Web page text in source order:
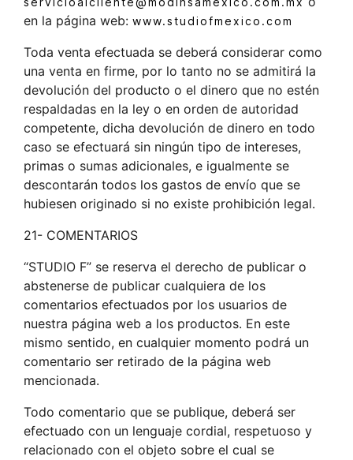
en la página web: www.studiofmexico.com
Toda venta efectuada se deberá considerar como
una venta en firme, por lo tanto no se admitirá la
devolución del producto o el dinero que no estén
respaldadas en la ley o en orden de autoridad
competente, dicha devolución de dinero en todo
caso se efectuará sin ningún tipo de intereses,
primas o sumas adicionales, e igualmente se
descontarán todos los gastos de envío que se
hubiesen originado si no existe prohibición legal.
21- COMENTARIOS
“STUDIO F” se reserva el derecho de publicar o
abstenerse de publicar cualquiera de los
comentarios efectuados por los usuarios de
nuestra página web a los productos. En este
mismo sentido, en cualquier momento podrá un
comentario ser retirado de la página web
mencionada.
Todo comentario que se publique, deberá ser
efectuado con un lenguaje cordial, respetuoso y
relacionado con el objeto sobre el cual se